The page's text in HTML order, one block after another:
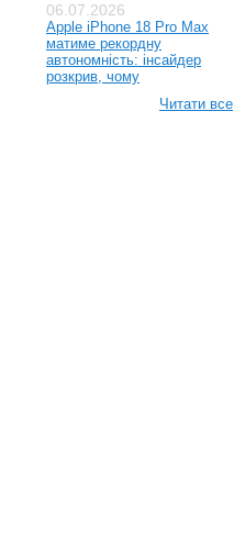
06.07.2026
Apple iPhone 18 Pro Max
матиме рекордну
автономність: інсайдер
розкрив, чому
Читати все